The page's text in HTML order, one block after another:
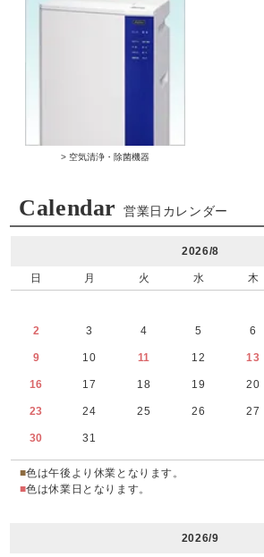
> 空気清浄・除菌機器
Calendar 営業日カレンダー
2026/8
日 月 火 水 木
2 3 4 5 6
9 10 11 12 13
16 17 18 19 20
23 24 25 26 27
30 31
■色は午後より休業となります。
■色は休業日となります。
2026/9